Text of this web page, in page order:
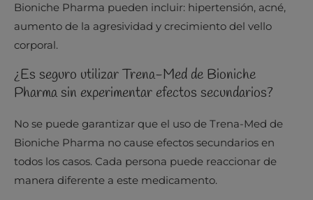
Bioniche Pharma pueden incluir: hipertensión, acné,
aumento de la agresividad y crecimiento del vello
corporal.
¿Es seguro utilizar Trena-Med de Bioniche
Pharma sin experimentar efectos secundarios?
No se puede garantizar que el uso de Trena-Med de
Bioniche Pharma no cause efectos secundarios en
todos los casos. Cada persona puede reaccionar de
manera diferente a este medicamento.